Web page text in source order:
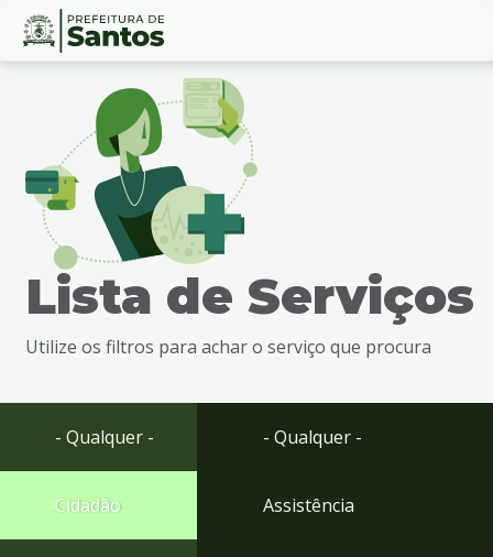
Ir
busca
Ir
rodapé
Conteúdo
Lista de Serviços
Utilize os filtros para achar o serviço que procura
- Qualquer -
Cidadão
- Qualquer -
Assistência